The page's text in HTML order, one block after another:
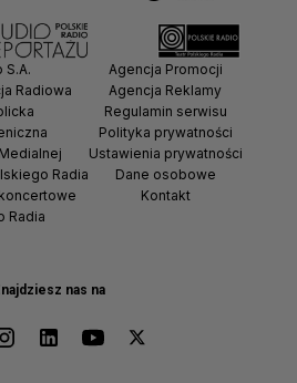
nas na
S.A.
Radiowa
Radia
Radia
Agencja Promocji
Agencja Reklamy
Regulamin serwisu
Polityka prywatności
Ustawienia prywatności
Dane osobowe
Kontakt